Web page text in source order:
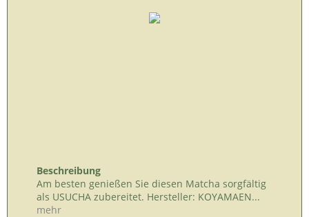
Beschreibung
Am besten genießen Sie diesen Matcha sorgfältig
als USUCHA zubereitet. Hersteller: KOYAMAEN...
mehr